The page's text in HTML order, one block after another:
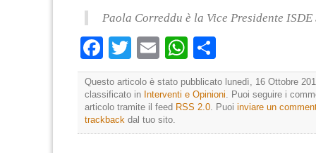
Paola Correddu è la Vice Presidente ISDE
Facebook
Twitter
EmailWhatsApp
Questo articolo è stato pubblicato lunedì, 16 Ottobre
classificato in Interventi e Opinioni . Puoi seguire i
articolo tramite il feed RSS 2.0 . Puoi inviare un
trackback dal tuo sito.